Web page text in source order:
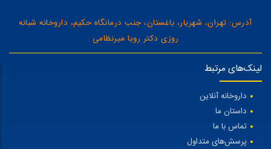
آدرس: تهران، شهریار، باغستان، جنب درمانگاه حکیم، داروخانه شبانه
روزی دکتر رویا میرنظامی
لینک‌های مرتبط
داروخانه آنلاین
داستان ما
تماس با ما
پرسش‌های متداول